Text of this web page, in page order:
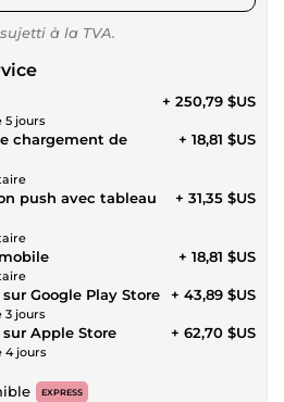
à la TVA.
5 jours
+ 250,79 $US
chargement de
+ 18,81 $US
push avec tableau
+ 31,35 $US
+ 18,81 $US
Google Play Store
3 jours
+ 43,89 $US
Apple Store
4 jours
+ 62,70 $US
EXPRESS